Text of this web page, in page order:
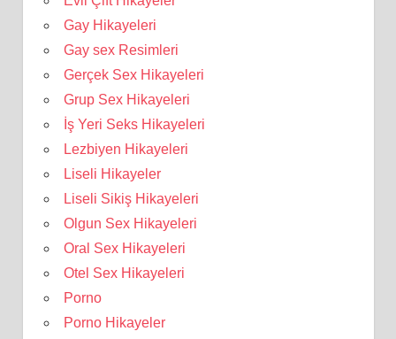
Gay Hikayeleri
Gay sex Resimleri
Gerçek Sex Hikayeleri
Grup Sex Hikayeleri
İş Yeri Seks Hikayeleri
Lezbiyen Hikayeleri
Liseli Hikayeler
Liseli Sikiş Hikayeleri
Olgun Sex Hikayeleri
Oral Sex Hikayeleri
Otel Sex Hikayeleri
Porno
Porno Hikayeler